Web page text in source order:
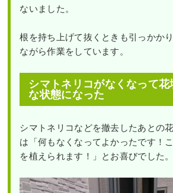
ないました。
根を持ち上げて抜くときも引っかか
ながら作業をしています。
シマトネリコがなくなって花
な状態になった
シマトネリコなどを撤去したあとの
は「何もなくなってよかったです！
を植えられます！」とお喜びでした。